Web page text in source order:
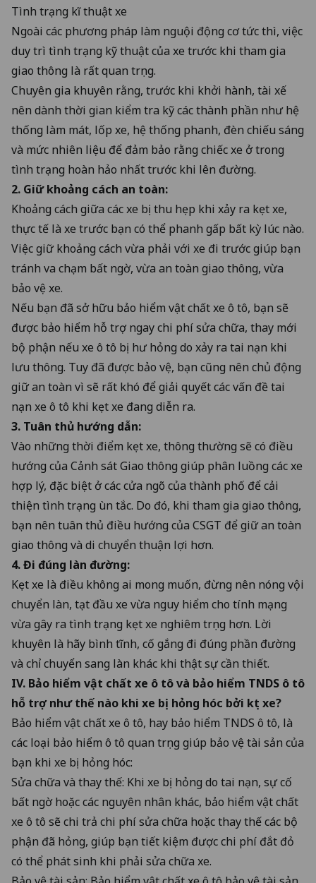
Tình trạng kĩ thuật xe
Ngoài các phương pháp làm nguội động cơ tức thì, việc
duy trì tình trạng kỹ thuật của xe trước khi tham gia
giao thông là rất quan trọng.
Chuyên gia khuyên rằng, trước khi khởi hành, tài xế
nên dành thời gian kiểm tra kỹ các thành phần như hệ
thống làm mát, lốp xe, hệ thống phanh, đèn chiếu sáng
và mức nhiên liệu để đảm bảo rằng chiếc xe ở trong
tình trạng hoàn hảo nhất trước khi lên đường.
2. Giữ khoảng cách an toàn:
Khoảng cách giữa các xe bị thu hẹp khi xảy ra kẹt xe,
thực tế là xe trước bạn có thể phanh gấp bất kỳ lúc nào.
Việc giữ khoảng cách vừa phải với xe đi trước giúp bạn
tránh va chạm bất ngờ, vừa an toàn giao thông, vừa
bảo vệ xe.
Nếu bạn đã sở hữu bảo hiểm vật chất xe ô tô, bạn sẽ
được bảo hiểm hỗ trợ ngay chi phí sửa chữa, thay mới
bộ phận nếu xe ô tô bị hư hỏng do xảy ra tai nạn khi
lưu thông. Tuy đã được bảo vệ, bạn cũng nên chủ động
giữ an toàn vì sẽ rất khó để giải quyết các vấn đề tai
nạn xe ô tô khi kẹt xe đang diễn ra.
3. Tuân thủ hướng dẫn:
Vào những thời điểm kẹt xe, thông thường sẽ có điều
hướng của Cảnh sát Giao thông giúp phân luồng các xe
hợp lý, đặc biệt ở các cửa ngõ của thành phố để cải
thiện tình trạng ùn tắc. Do đó, khi tham gia giao thông,
bạn nên tuân thủ điều hướng của CSGT để giữ an toàn
giao thông và di chuyển thuận lợi hơn.
4. Đi đúng làn đường:
Kẹt xe là điều không ai mong muốn, đừng nên nóng vội
chuyển làn, tạt đầu xe vừa nguy hiểm cho tính mạng
vừa gây ra tình trạng kẹt xe nghiêm trọng hơn. Lời
khuyên là hãy bình tĩnh, cố gắng đi đúng phần đường
và chỉ chuyển sang làn khác khi thật sự cần thiết.
IV. Bảo hiểm vật chất xe ô tô và bảo hiểm TNDS ô tô
hỗ trợ như thế nào khi xe bị hỏng hóc bởi kẹt xe?
Bảo hiểm vật chất xe ô tô, hay bảo hiểm TNDS ô tô, là
các loại bảo hiểm ô tô quan trọng giúp bảo vệ tài sản của
bạn khi xe bị hỏng hóc:
Sửa chữa và thay thế: Khi xe bị hỏng do tai nạn, sự cố
bất ngờ hoặc các nguyên nhân khác, bảo hiểm vật chất
xe ô tô sẽ chi trả chi phí sửa chữa hoặc thay thế các bộ
phận đã hỏng, giúp bạn tiết kiệm được chi phí đắt đỏ
có thể phát sinh khi phải sửa chữa xe.